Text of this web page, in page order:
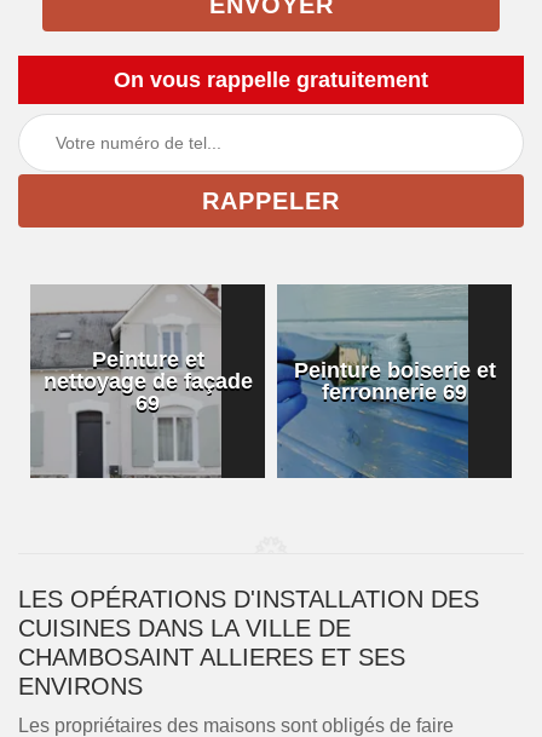
On vous rappelle gratuitement
Peinture et
nettoyage de façade
69
Peinture boiserie et
ferronnerie 69
LES OPÉRATIONS D'INSTALLATION DES
CUISINES DANS LA VILLE DE
CHAMBOSAINT ALLIERES ET SES
ENVIRONS
Les propriétaires des maisons sont obligés de faire